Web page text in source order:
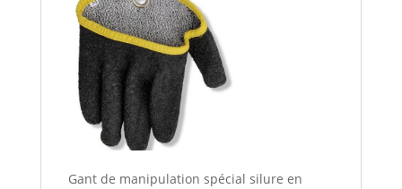
Gant de manipulation spécial silure en